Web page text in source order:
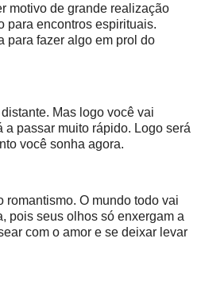
motivo de grande realização
para encontros espirituais.
para fazer algo em prol do
Mas logo você vai
a passar muito rápido. Logo será
você sonha agora.
romantismo. O mundo todo vai
pois seus olhos só enxergam a
com o amor e se deixar levar